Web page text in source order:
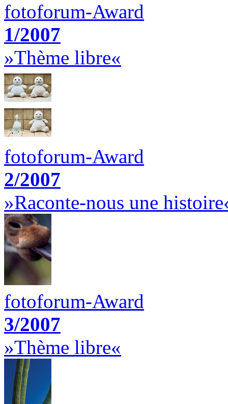
fotoforum-Award
1/2007
»Thème libre«
fotoforum-Award
2/2007
»Raconte-nous une
fotoforum-Award
3/2007
»Thème libre«